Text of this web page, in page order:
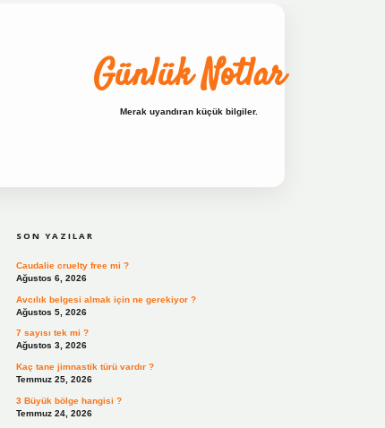
Günlük Notlar
Merak uyandıran küçük bilgiler.
SON YAZILAR
Caudalie cruelty free mi ?
Ağustos 6, 2026
Avcılık belgesi almak için ne gerekiyor ?
Ağustos 5, 2026
7 sayısı tek mi ?
Ağustos 3, 2026
Kaç tane jimnastik türü vardır ?
Temmuz 25, 2026
3 Büyük bölge hangisi ?
Temmuz 24, 2026